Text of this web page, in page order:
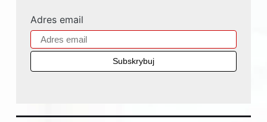
Adres email